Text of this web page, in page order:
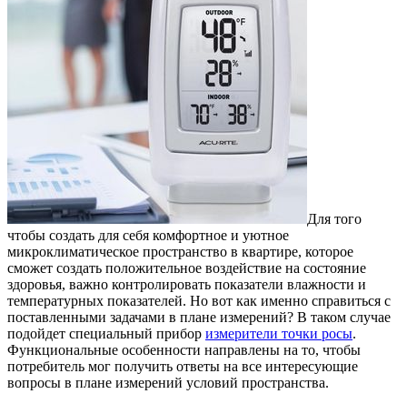
Для того
чтобы создать для себя комфортное и уютное
микроклиматическое пространство в квартире, которое
сможет создать положительное воздействие на состояние
здоровья, важно контролировать показатели влажности и
температурных показателей. Но вот как именно справиться с
поставленными задачами в плане измерений? В таком случае
подойдет специальный прибор измерители точки росы.
Функциональные особенности направлены на то, чтобы
потребитель мог получить ответы на все интересующие
вопросы в плане измерений условий пространства.